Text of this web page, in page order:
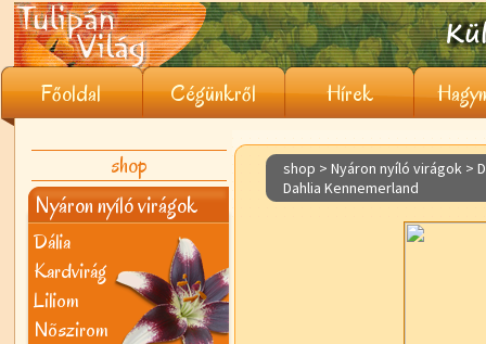
Főoldal Cégünkről Hírek
shop
Nyáron nyíló virágok
Dália
Kardvirág
Liliom
Nõszirom
shop > Nyáron nyíló virágok >
Dahlia Kennemerland